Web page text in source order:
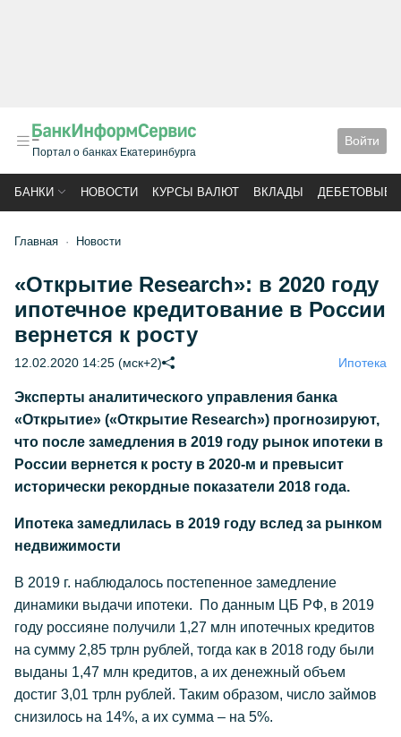
Портал о банках Екатеринбурга
Войти
БАНКИ НОВОСТИ КУРСЫ ВАЛЮТ ВКЛАДЫ ДЕБЕТОВЫЕ
Главная Новости
«Открытие Research»: в 2020 году
ипотечное кредитование в России
вернется к росту
12.02.2020 14:25 (мск+2) Ипотека
Эксперты аналитического управления банка
«Открытие» («Открытие Research») прогнозируют,
что после замедления в 2019 году рынок ипотеки в
России вернется к росту в 2020-м и превысит
исторически рекордные показатели 2018 года.
Ипотека замедлилась в 2019 году вслед за рынком
недвижимости
В 2019 г. наблюдалось постепенное замедление
динамики выдачи ипотеки. По данным ЦБ РФ, в 2019
году россияне получили 1,27 млн ипотечных кредитов
на сумму 2,85 трлн рублей, тогда как в 2018 году были
выданы 1,47 млн кредитов, а их денежный объем
достиг 3,01 трлн рублей. Таким образом, число займов
снизилось на 14%, а их сумма – на 5%.